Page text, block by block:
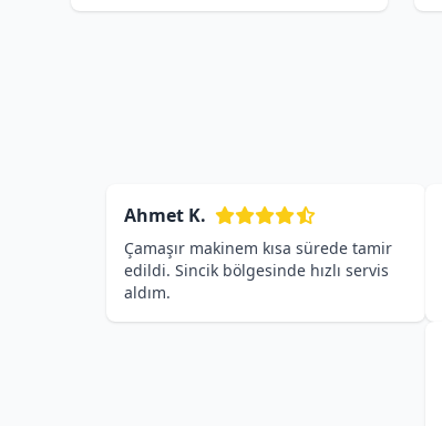
Ahmet K.
Çamaşır makinem kısa sürede tamir
edildi. Sincik bölgesinde hızlı servis
aldım.